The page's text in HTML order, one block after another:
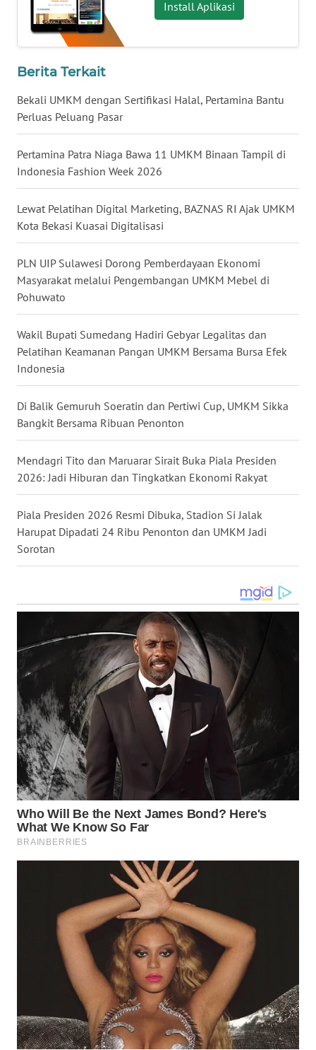
Install Aplikasi
Berita Terkait
Bekali UMKM dengan Sertifikasi Halal, Pertamina Bantu
Perluas Peluang Pasar
Pertamina Patra Niaga Bawa 11 UMKM Binaan Tampil di
Indonesia Fashion Week 2026
Lewat Pelatihan Digital Marketing, BAZNAS RI Ajak UMKM
Kota Bekasi Kuasai Digitalisasi
PLN UIP Sulawesi Dorong Pemberdayaan Ekonomi
Masyarakat melalui Pengembangan UMKM Mebel di
Pohuwato
Wakil Bupati Sumedang Hadiri Gebyar Legalitas dan
Pelatihan Keamanan Pangan UMKM Bersama Bursa Efek
Indonesia
Di Balik Gemuruh Soeratin dan Pertiwi Cup, UMKM Sikka
Bangkit Bersama Ribuan Penonton
Mendagri Tito dan Maruarar Sirait Buka Piala Presiden
2026: Jadi Hiburan dan Tingkatkan Ekonomi Rakyat
Piala Presiden 2026 Resmi Dibuka, Stadion Si Jalak
Harupat Dipadati 24 Ribu Penonton dan UMKM Jadi
Sorotan
WN
NUSANTARA
JOGJA
WN
JATIM
WN
BALI
WN
WN
WN
KALTARA
KALSEL
KALTIM
SULSEL
WN
GORONTALO
WN
WN
MALUKU
WN
MALUT
WN
DAIRI
WN
DANAU
TOBA
LANGKAT
SELATAN